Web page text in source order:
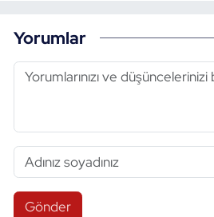
Yorumlar
Gönder